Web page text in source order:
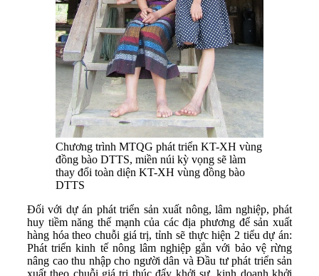
Chương trình MTQG phát triển KT-XH vùng
đồng bào DTTS, miền núi kỳ vọng sẽ làm
thay đổi toàn diện KT-XH vùng đồng bào
DTTS
Đối với dự án phát triển sản xuất nông, lâm nghiệp, phát
huy tiềm năng thế mạnh của các địa phương để sản xuất
hàng hóa theo chuỗi giá trị, tỉnh sẽ thực hiện 2 tiểu dự án:
Phát triển kinh tế nông lâm nghiệp gắn với bảo vệ rừng
nâng cao thu nhập cho người dân và Đầu tư phát triển sản
xuất theo chuỗi giá trị thúc đẩy khởi sự, kinh doanh khởi